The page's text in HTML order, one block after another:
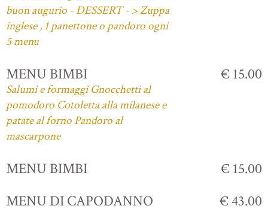
buon augurio - DESSERT - > Zuppa
inglese , 1 panettone o pandoro ogni
5 menu
MENU BIMBI
Salumi e formaggi Gnocchetti al
pomodoro Cotoletta alla milanese e
patate al forno Pandoro al
mascarpone
€ 15.00
MENU BIMBI
€ 15.00
MENU DI CAPODANNO
€ 43.00